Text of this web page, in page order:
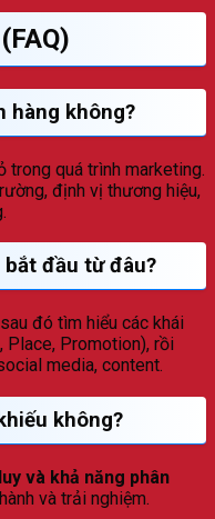
hàng không?
trong quá trình marketing.
định vị thương hiệu,
đầu từ đâu?
đó tìm hiểu các khái
Place, Promotion), rồi
media, content.
không?
và khả năng phân
và trải nghiệm.